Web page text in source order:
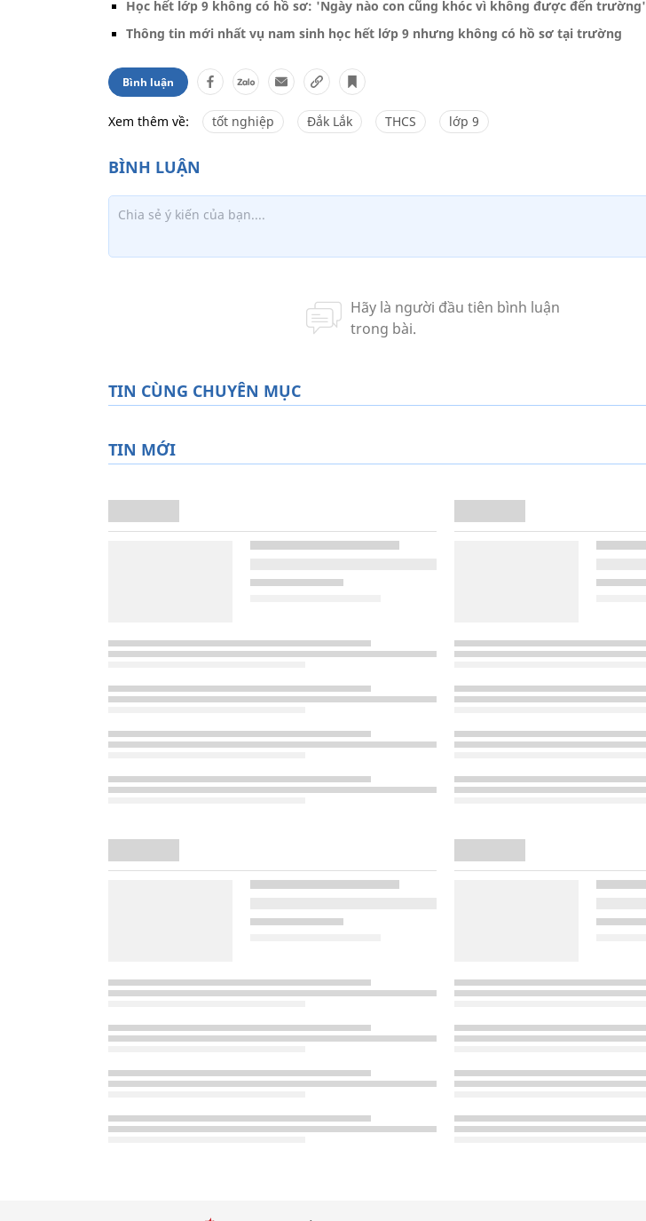
Học hết lớp 9 không có hồ sơ: 'Ngày nào con cũng khóc vì không được đến trường'
Thông tin mới nhất vụ nam sinh học hết lớp 9 nhưng không có hồ sơ tại trường
Bình luận
Xem thêm về: tốt nghiệp Đắk Lắk THCS lớp 9
TIN CÙNG CHUYÊN MỤC
TIN MỚI